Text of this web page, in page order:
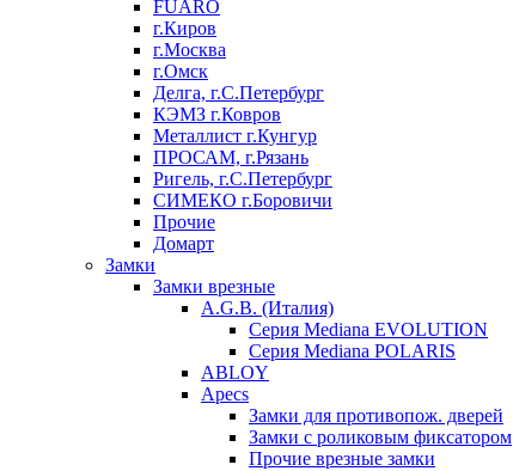
FUARO
г.Киров
г.Москва
г.Омск
Делга, г.С.Петербург
КЭМЗ г.Ковров
Металлист г.Кунгур
ПРОСАМ, г.Рязань
Ригель, г.С.Петербург
СИМЕКО г.Боровичи
Прочие
Домарт
Замки
Замки врезные
A.G.B. (Италия)
Серия Mediana EVOLUTION
Серия Mediana POLARIS
ABLOY
Apecs
Замки для противопож. дверей
Замки с роликовым фиксатором
Прочие врезные замки